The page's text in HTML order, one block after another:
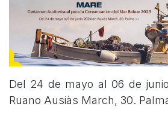
Del 24 de mayo al 06 de
Ruano Ausiàs March, 30.